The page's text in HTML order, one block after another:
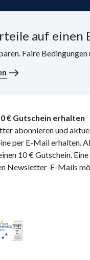
auf einen
Faire
€ Gutschein erhalten
abonnieren und
per E-Mail erhalten.
10 € Gutschein. Eine
Newsletter-E-Mails